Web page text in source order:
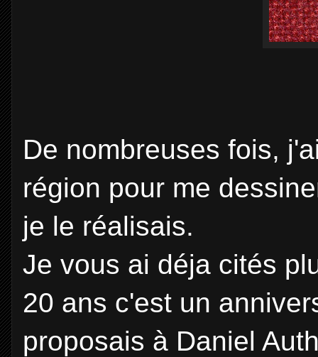
De nombreuses fois,
région pour me
je le réalisais.
Je vous ai déja cités
20 ans c'est un
proposais à Daniel